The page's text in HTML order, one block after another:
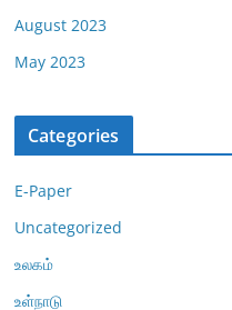
August 2023
May 2023
Categories
E-Paper
Uncategorized
உலகம்
உள்நாடு